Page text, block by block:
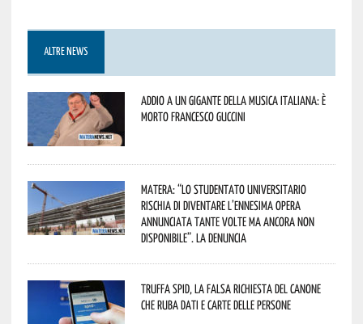
ALTRE NEWS
Addio a un gigante della musica italiana: è
morto Francesco Guccini
Matera: “Lo studentato universitario
rischia di diventare l’ennesima opera
annunciata tante volte ma ancora non
disponibile”. La denuncia
Truffa Spid, la falsa richiesta del canone
che ruba dati e carte delle persone